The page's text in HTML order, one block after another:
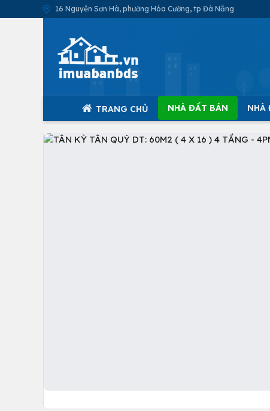
16 Nguyễn Sơn Hà, phường Hòa Cường, tp Đà Nẵng
TRANG CHỦ NHÀ ĐẤT BÁN NHÀ